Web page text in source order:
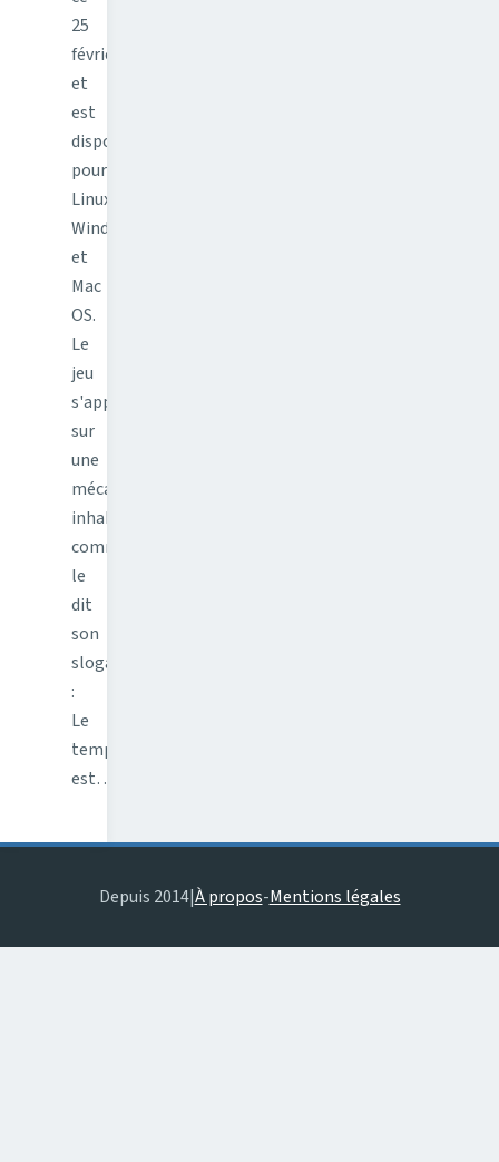
25
février
et
est
dispo
pour
Linux,
Windows
et
Mac
OS.
Le
jeu
s'appuie
sur
une
mécanique
inhabituelle,
comme
le
dit
son
slogan
:
Le
temps
est…
Depuis 2014|À propos-Mentions légales